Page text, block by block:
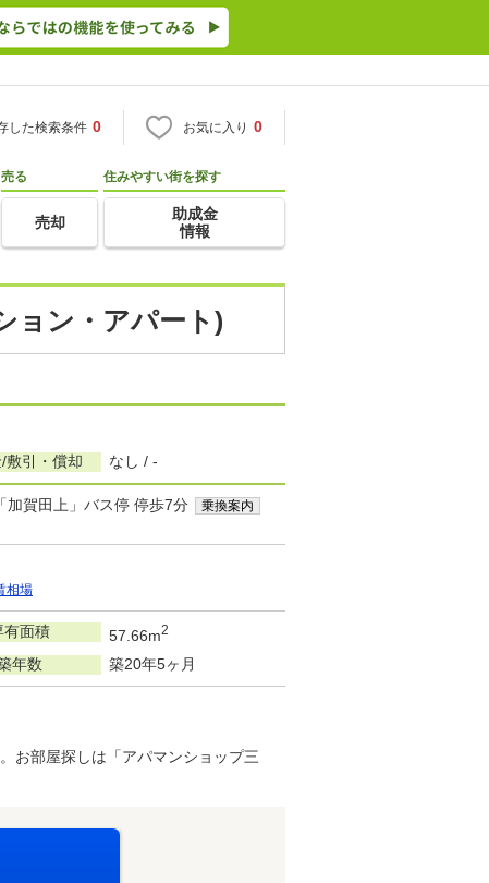
した検索条件 0 お気に入り 0
売る
売却
住みやすい街を探す
助成金
情報
ョン・アパート)
敷引・償却 なし / -
加賀田上」バス停 停歩7分
乗換案内
相場
有面積 57.66m2
年数 築20年5ヶ月
お部屋探しは「アパマンショップ三